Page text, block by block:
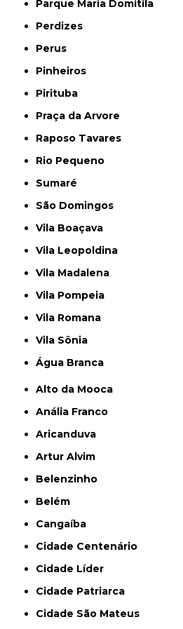
Parque Maria Domitila
Perdizes
Perus
Pinheiros
Pirituba
Praça da Arvore
Raposo Tavares
Rio Pequeno
Sumaré
São Domingos
Vila Boaçava
Vila Leopoldina
Vila Madalena
Vila Pompeia
Vila Romana
Vila Sônia
Água Branca
Alto da Mooca
Anália Franco
Aricanduva
Artur Alvim
Belenzinho
Belém
Cangaíba
Cidade Centenário
Cidade Líder
Cidade Patriarca
Cidade São Mateus